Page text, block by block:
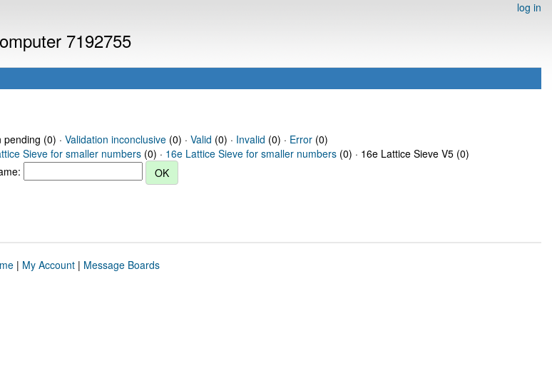
log in
7192755
(0) · Validation inconclusive(0) · Valid (0) · Invalid (0) · Error(0)
Sieve for smaller numbers (0) · 16e Lattice Sieve for smaller numbers (0) · 16e Lattice Sieve V5 (0)
| My Account| Message Boards